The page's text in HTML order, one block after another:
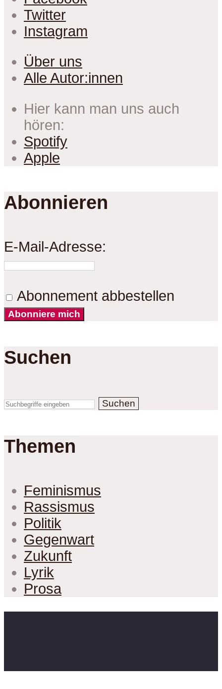
Twitter
Instagram
Über uns
Alle Autor:innen
Hier kann man uns auch
hören:
Spotify
Apple
Abonnieren
E-Mail-Adresse:
Abonnement abbestellen
Abonniere mich
Suchen
Suchen
Themen
Feminismus
Rassismus
Politik
Gegenwart
Zukunft
Lyrik
Prosa